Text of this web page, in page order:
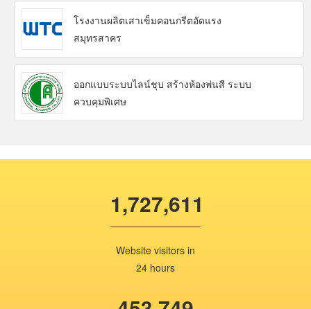
โรงงานผลิตเสาเข็มคอนกรีตอัดแรง
สมุทรสาคร
ออกแบบระบบไลน์ชุบ สร้างห้องพ่นสี ระบบ
ควบคุมพิเศษ
1,727,611
Website visitors in
24 hours